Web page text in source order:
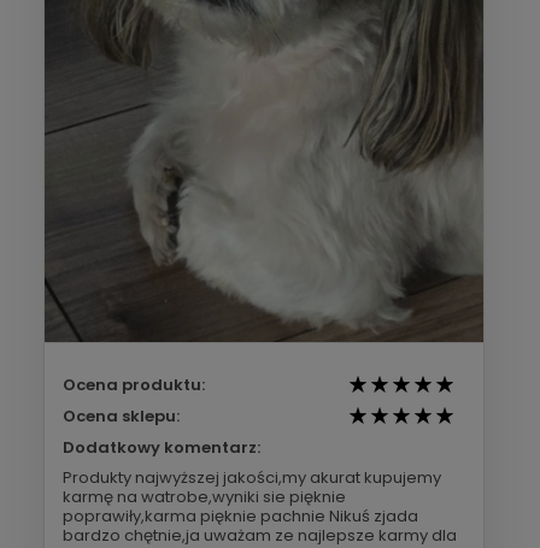
Ocena produktu:
Ocena sklepu:
Dodatkowy komentarz:
Produkty najwyższej jakości,my akurat kupujemy
karmę na watrobe,wyniki sie pięknie
poprawiły,karma pięknie pachnie Nikuś zjada
bardzo chętnie,ja uważam ze najlepsze karmy dla